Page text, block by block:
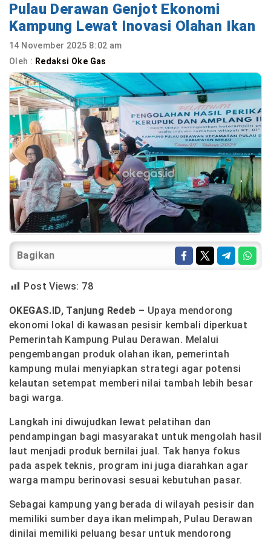
Pulau Derawan Genjot Ekonomi
Kampung Lewat Inovasi Olahan Ikan
14 November 2025 8:02 am
Oleh : Redaksi Oke Gas
Bagikan
Post Views: 78
OKEGAS.ID, Tanjung Redeb – Upaya mendorong
ekonomi lokal di kawasan pesisir kembali diperkuat
Pemerintah Kampung Pulau Derawan. Melalui
pengembangan produk olahan ikan, pemerintah
kampung mulai menyiapkan strategi agar potensi
kelautan setempat memberi nilai tambah lebih besar
bagi warga.
Langkah ini diwujudkan lewat pelatihan dan
pendampingan bagi masyarakat untuk mengolah hasil
laut menjadi produk bernilai jual. Tak hanya fokus
pada aspek teknis, program ini juga diarahkan agar
warga mampu berinovasi sesuai kebutuhan pasar.
Sebagai kampung yang berada di wilayah pesisir dan
memiliki sumber daya ikan melimpah, Pulau Derawan
dinilai memiliki peluang besar untuk mendorong